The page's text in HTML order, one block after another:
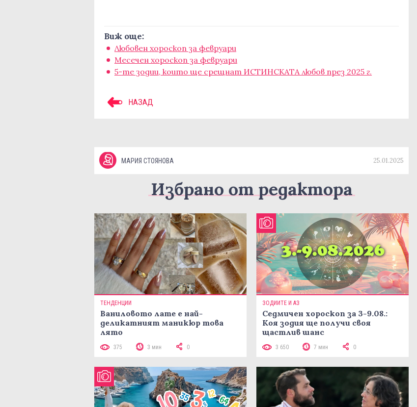
Виж още:
Любовен хороскоп за февруари
Месечен хороскоп за февруари
5-те зодии, които ще срещнат ИСТИНСКАТА любов през 2025 г.
НАЗАД
МАРИЯ СТОЯНОВА 25.01.2025
Избрано от редактора
ТЕНДЕНЦИИ
Ваниловото лате е най-
деликатният маникюр това
лято
375 3 мин 0
ЗОДИИТЕ И АЗ
Седмичен хороскоп за 3-9.08.:
Коя зодия ще получи своя
щастлив шанс
3 650 7 мин 0